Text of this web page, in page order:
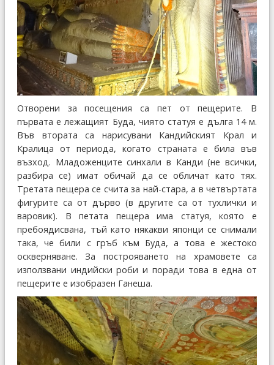
Отворени за посещения са пет от пещерите. В
първата е лежащият Буда, чиято статуя е дълга 14 м.
Във втората са нарисувани Кандийският Крал и
Кралица от периода, когато страната е била във
възход. Младоженците синхали в Канди (не всички,
разбира се) имат обичай да се обличат като тях.
Третата пещера се счита за най-стара, а в четвъртата
фигурите са от дърво (в другите са от тухлички и
варовик). В петата пещера има статуя, която е
пребоядисвана, тъй като някакви японци се снимали
така, че били с гръб към Буда, а това е жестоко
оскверняване. За построяването на храмовете са
използвани индийски роби и поради това в една от
пещерите е изобразен Ганеша.